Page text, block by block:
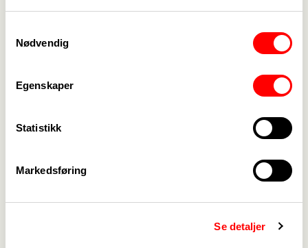
Nødvendig
Egenskaper
Statistikk
Markedsføring
Se detaljer
Om Fagforbundet
Rettigheter i arbeidslivet
Personvern->
Ledige stillinger->